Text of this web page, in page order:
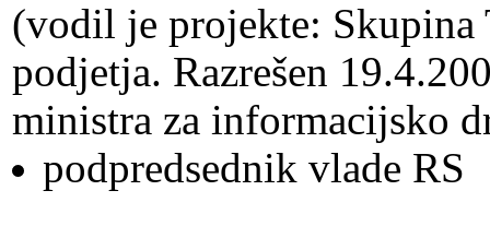
(vodil je projekte: Skupina
podjetja. Razrešen
ministra za informacijsko
podpredsednik vlade RS